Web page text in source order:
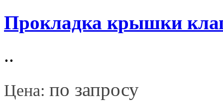
Прокладка крышки
..
Цена: по запросу